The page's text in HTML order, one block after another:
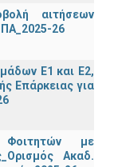
αιτήσεων
26
Ε1 και Ε2,
Επάρκειας για
Φοιτητών με
Ακαδ.